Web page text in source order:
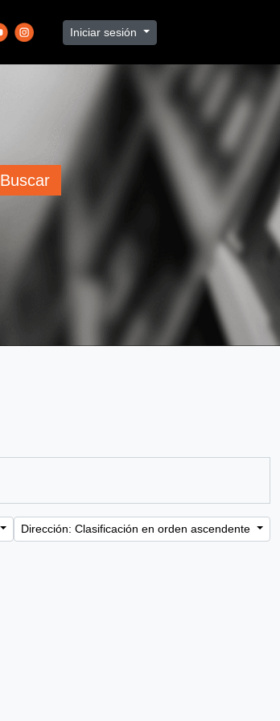
Iniciar sesión
Buscar
Dirección: Clasificación en orden ascendente